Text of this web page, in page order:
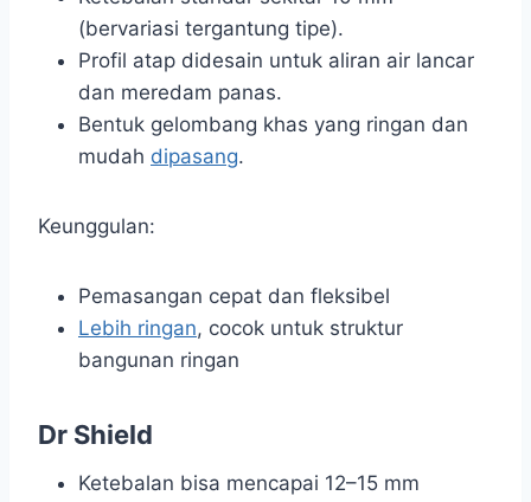
(bervariasi tergantung tipe).
Profil atap didesain untuk aliran air lancar
dan meredam panas.
Bentuk gelombang khas yang ringan dan
mudah dipasang.
Keunggulan:
Pemasangan cepat dan fleksibel
Lebih ringan, cocok untuk struktur
bangunan ringan
Dr Shield
Ketebalan bisa mencapai 12–15 mm